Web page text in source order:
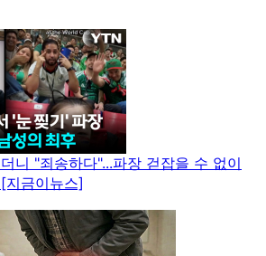
니 "죄송하다"...파장 걷잡을 수 없이
지금이뉴스]